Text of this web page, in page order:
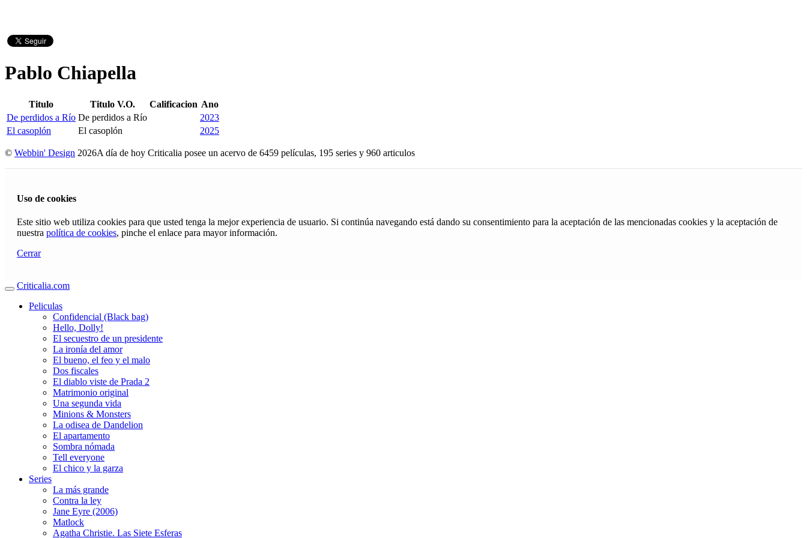
Pablo Chiapella
Titulo Titulo V.O. Calificacion Ano
De perdidos a Río De perdidos a Río
2023
El casoplón
El casoplón 2025
© Webbin' Design 2026A día de hoy Criticalia posee un acervo de 6459 películas, 195 series y 960 articulos
Uso de cookies
Este sitio web utiliza cookies para que usted tenga la mejor experiencia de usuario. Si continúa navegando está dando su consentimiento para la aceptación de las mencionadas cookies y la aceptación de
nuestra política de cookies, pinche el enlace para mayor información.
Cerrar
Criticalia.com
Peliculas
Confidencial (Black bag)
Hello, Dolly!
El secuestro de un presidente
La ironía del amor
El bueno, el feo y el malo
Dos fiscales
El diablo viste de Prada 2
Matrimonio original
Una segunda vida
Minions & Monsters
La odisea de Dandelion
El apartamento
Sombra nómada
Tell everyone
El chico y la garza
Series
La más grande
Contra la ley
Jane Eyre (2006)
Matlock
Agatha Christie. Las Siete Esferas